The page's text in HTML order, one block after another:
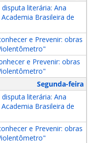
literária: Ana
Brasileira de
e Prevenir: obras
e Prevenir: obras
Segunda-feira
literária: Ana
Brasileira de
e Prevenir: obras